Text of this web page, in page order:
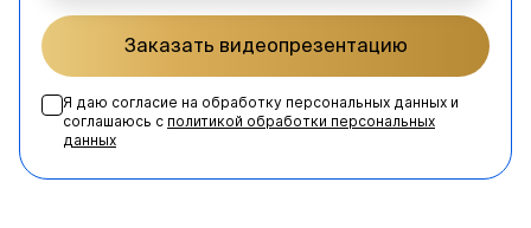
Заказать видеопрезентацию
Я даю согласие на обработку персональных данных и
соглашаюсь с политикой обработки персональных
данных